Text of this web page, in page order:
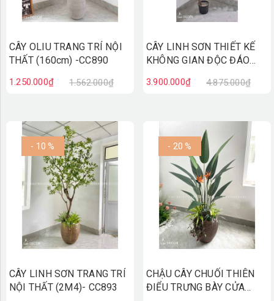
CÂY OLIU TRANG TRÍ NỘI
THẤT (160cm) -CC890
1.250.000₫ 1.562.000₫
CÂY LINH SƠN THIẾT KẾ
KHÔNG GIAN ĐỘC ĐÁO
3.900.000₫ 4.875.000₫
- 10 %
CÂY LINH SƠN TRANG TRÍ
NỘI THẤT (2M4)- CC893
- 20 %
CHẬU CÂY CHUỐI THIÊN
ĐIỂU TRƯNG BÀY CỬA